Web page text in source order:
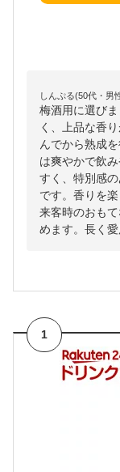
しんぷる(50代・男
梅酒用に選び
く、上品な香
んでから熟成
は爽やかで飲
すく、特別感
です。香りを
来客時のおも
めます。長く愛
1